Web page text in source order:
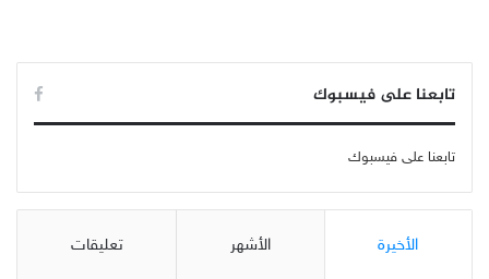
تابعنا على فيسبوك
تابعنا على فيسبوك
الأخيرة الأشهر تعليقات